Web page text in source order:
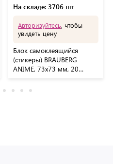
На складе: 3706 шт
Авторизуйтесь , чтобы
увидеть цену
Блок самоклеящийся
(стикеры) BRAUBERG
ANIME, 73х73 мм, 20